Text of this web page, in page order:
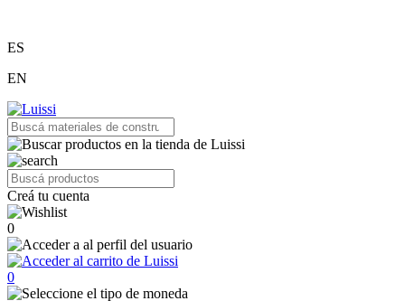
ES
EN
Creá tu cuenta
0
0